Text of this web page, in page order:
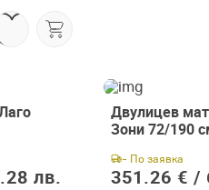
лв.
Двулицев
Зони 72/190
- По заявка
351.26 € /